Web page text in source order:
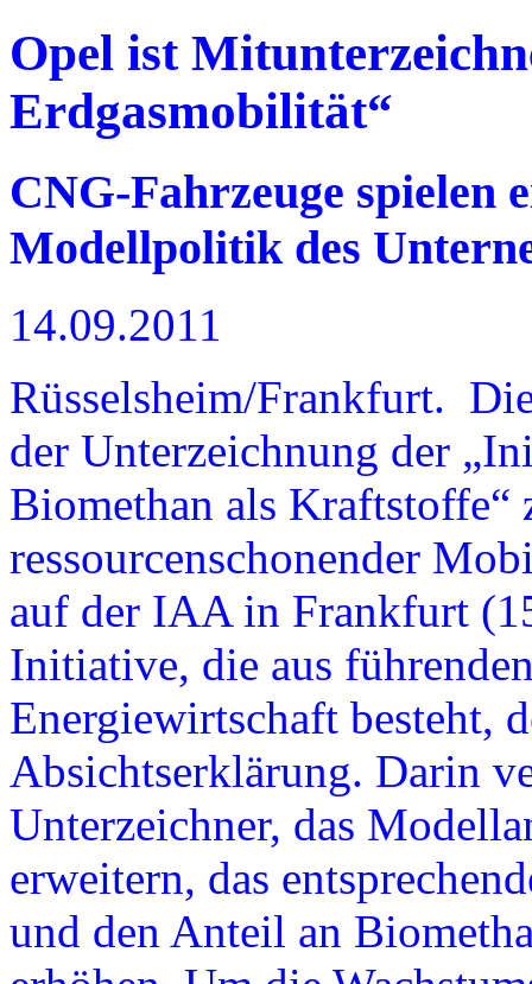
Opel ist
Erdgasmobilität“
CNG-Fahrzeuge spielen
Modellpolitik des
14.09.2011
Rüsselsheim/Frankfurt.
der Unterzeichnung der
Biomethan als
ressourcenschonender
auf der IAA in Frankfurt
Initiative, die aus
Energiewirtschaft besteht,
Absichtserklärung. Darin
Unterzeichner, das
erweitern, das
und den Anteil an